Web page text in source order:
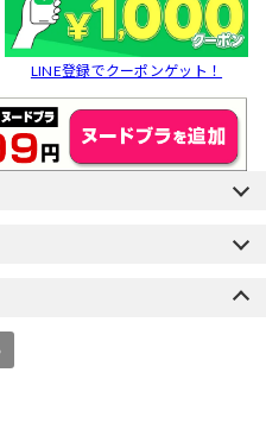
LINE登録でクーポンゲット！